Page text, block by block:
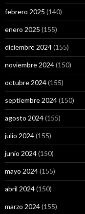
febrero 2025 (140)
enero 2025 (155)
diciembre 2024(155)
noviembre 2024(150)
octubre 2024(155)
septiembre 2024(150)
agosto 2024(155)
julio 2024(155)
junio 2024(150)
mayo 2024(155)
abril 2024(150)
marzo 2024(155)